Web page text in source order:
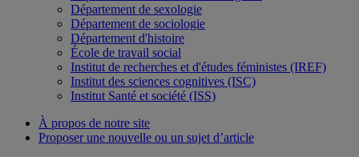
Département de sexologie
Département de sociologie
Département d'histoire
École de travail social
Institut de recherches et d'études féministes (IREF)
Institut des sciences cognitives (ISC)
Institut Santé et société (ISS)
À propos de notre site
Proposer une nouvelle ou un sujet d’article